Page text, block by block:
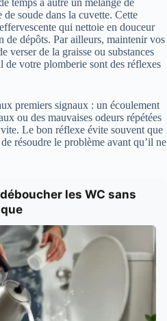
temps à autre un mélange de
de soude dans la cuvette. Cette
qui nettoie en douceur
de dépôts. Par ailleurs, maintenir vos
verser de la graisse ou substances
de votre plomberie sont des réflexes
premiers signaux : un écoulement
ou des mauvaises odeurs répétées
Le bon réflexe évite souvent que
résoudre le problème avant qu’il ne
les WC sans